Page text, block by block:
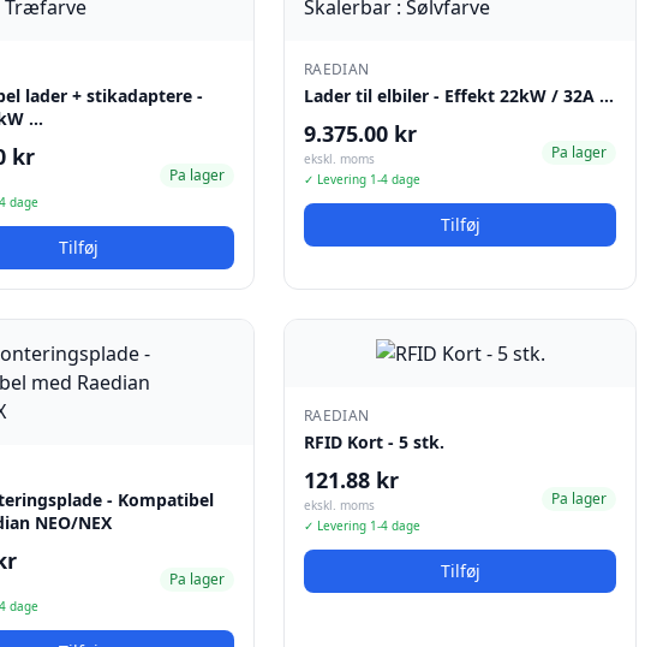
lader + stikadaptere -
…
kr
dage
Pa lager
Tilføj
RAEDIAN
Lader til elbiler - Effekt 22kW / 32A …
9.375.00 kr
ekskl. moms
✓ Levering 1-4 dage
Pa lager
Tilføj
- Kompatibel
NEO/NEX
dage
Pa lager
RAEDIAN
RFID Kort - 5 stk.
121.88 kr
ekskl. moms
✓ Levering 1-4 dage
Pa lager
Tilføj